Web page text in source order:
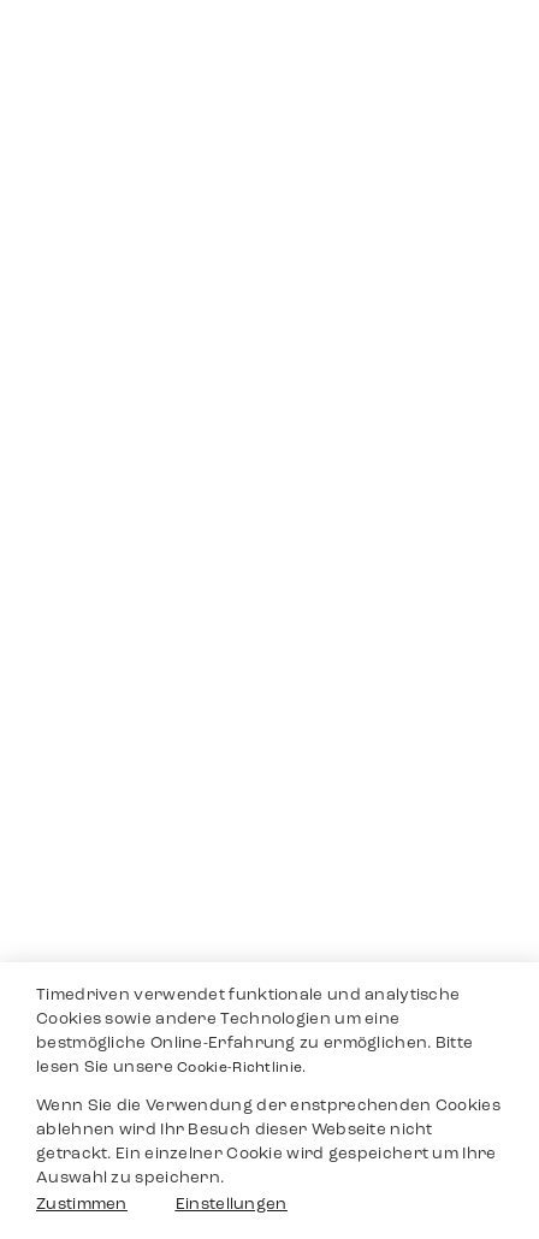
Timedriven verwendet funktionale und analytische
Cookies sowie andere Technologien um eine
bestmögliche Online-Erfahrung zu ermöglichen. Bitte
lesen Sie unsereCookie-Richtlinie.
Wenn Sie die Verwendung der enstprechenden Cookies
ablehnen wird Ihr Besuch dieser Webseite nicht
getrackt. Ein einzelner Cookie wird gespeichert um Ihre
Auswahl zu speichern.
Zustimmen
Einstellungen